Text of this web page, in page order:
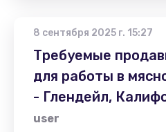
8 сентября 2025 г. 15:27
Требуемые
для работы в
- Глендейл,
user